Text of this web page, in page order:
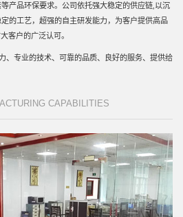
产品环保要求。公司依托强大稳定的供应链,以沉
的工艺，超强的自主研发能力，为客户提供高品
客户的广泛认可。
专业的技术、可靠的品质、良好的服务、提供给
CAPABILITIES